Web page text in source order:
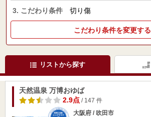
3. こだわり条件 切り傷
こだわり条件を変更する
リストから探す
天然温泉 万博おゆば
2.9点/ 147 件
大阪府 / 吹田市